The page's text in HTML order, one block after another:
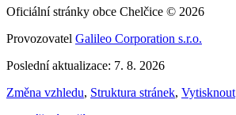
Oficiální stránky obce Chelčice © 2026
Provozovatel Galileo Corporation s.r.o.
Poslední aktualizace: 7. 8. 2026
Změna vzhledu, Struktura stránek, Vytisknout